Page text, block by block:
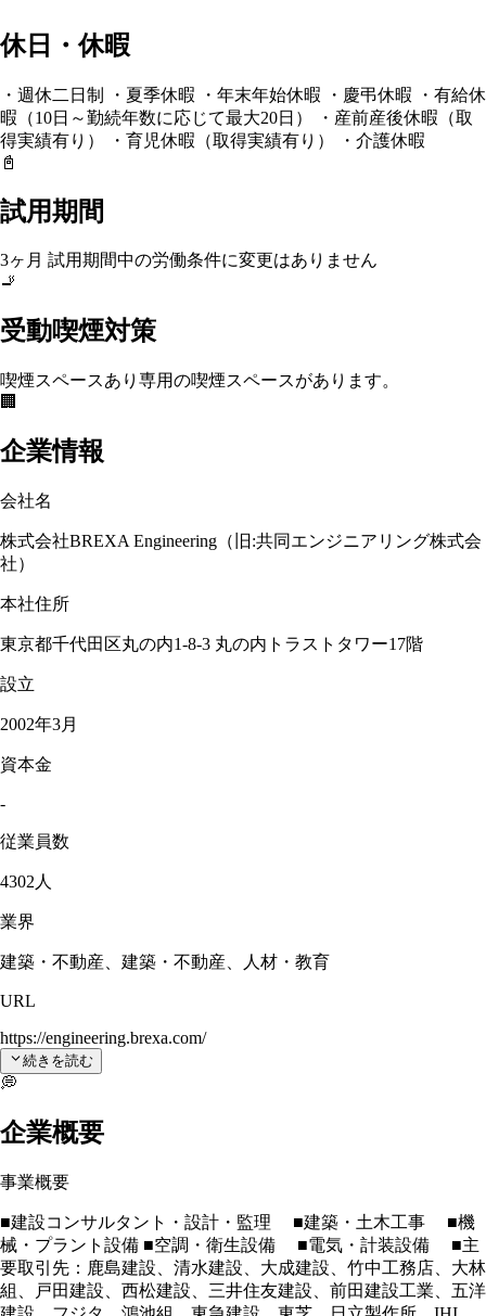
休日・休暇
・週休二日制 ・夏季休暇 ・年末年始休暇 ・慶弔休暇 ・有給休
暇（10日～勤続年数に応じて最大20日） ・産前産後休暇（取
得実績有り） ・育児休暇（取得実績有り） ・介護休暇
📓
試用期間
3ヶ月 試用期間中の労働条件に変更はありません
🚬
受動喫煙対策
喫煙スペースあり 専用の喫煙スペースがあります。
🏢
企業情報
会社名
株式会社BREXA Engineering（旧:共同エンジニアリング株式会
社）
本社住所
東京都千代田区丸の内1-8-3 丸の内トラストタワー17階
設立
2002年3月
資本金
-
従業員数
4302人
業界
建築・不動産、建築・不動産、人材・教育
URL
https://engineering.brexa.com/
続きを読む
💭
企業概要
事業概要
■建設コンサルタント・設計・監理 ■建築・土木工事 ■機
械・プラント設備 ■空調・衛生設備 ■電気・計装設備 ■主
要取引先：鹿島建設、清水建設、大成建設、竹中工務店、大林
組、戸田建設、西松建設、三井住友建設、前田建設工業、五洋